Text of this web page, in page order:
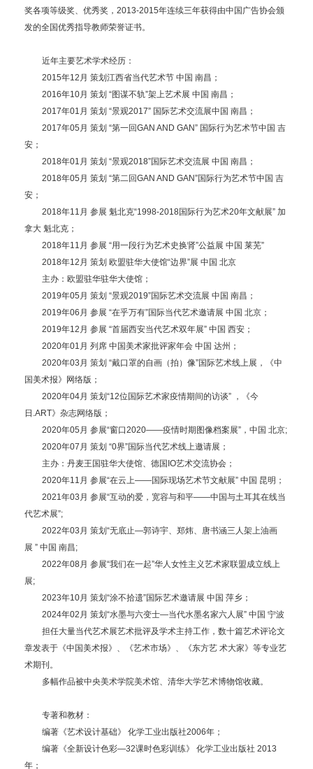
奖各项等级奖、优秀奖，2013-2015年连续三年获得由中国广告协会颁
发的全国优秀指导教师荣誉证书。
近年主要艺术学术经历：
2015年12月 策划江西省当代艺术节 中国 南昌；
2016年10月 策划 “图谋不轨”架上艺术展 中国 南昌；
2017年01月 策划 “景观2017” 国际艺术交流展中国 南昌；
2017年05月 策划 “第一回GAN AND GAN” 国际行为艺术节中国 吉
安；
2018年01月 策划 “景观2018”国际艺术交流展 中国 南昌；
2018年05月 策划 “第二回GAN AND GAN”国际行为艺术节中国 吉
安；
2018年11月 参展 魁北克“1998-2018国际行为艺术20年文献展” 加
拿大 魁北克；
2018年11月 参展 “用一段行为艺术史换肾”公益展 中国 莱芜”
2018年12月 策划 欧盟驻华大使馆“边界”展 中国 北京
主办：欧盟驻华驻华大使馆；
2019年05月 策划 “景观2019”国际艺术交流展 中国 南昌；
2019年06月 参展 “在乎万有”国际当代艺术邀请展 中国 北京；
2019年12月 参展 “首届西安当代艺术双年展” 中国 西安；
2020年01月 列席 中国美术家批评家年会 中国 达州；
2020年03月 策划 “戴口罩的自画（拍）像”国际艺术线上展，《中
国美术报》网络版；
2020年04月 策划“12位国际艺术家疫情期间的访谈” ，《今
日.ART》杂志网络版；
2020年05月 参展“窗口2020——疫情时期图像档案展”，中国 北京;
2020年07月 策划 “0界”国际当代艺术线上邀请展；
主办：丹麦王国驻华大使馆、德国IO艺术交流协会；
2020年11月 参展“在云上——国际现场艺术节文献展” 中国 昆明；
2021年03月 参展“互动的爱，宽容与和平——中国与土耳其在线当
代艺术展”;
2022年03月 策划“无底止—郭诗宇、郑炜、唐书涵三人架上油画
展 ” 中国 南昌;
2022年08月 参展“我们在一起”华人女性主义艺术家联盟成立线上
展;
2023年10月 策划“涂不拾遗”国际艺术邀请展 中国 萍乡；
2024年02月 策划“水墨与六变士—当代水墨名家六人展” 中国 宁波
担任大量当代艺术展艺术批评及学术主持工作，数十篇艺术评论文
章发表于《中国美术报》、《艺术市场》、《东方艺 术大家》等专业艺
术期刊。
多幅作品被中央美术学院美术馆、清华大学艺术博物馆收藏。
专著和教材：
编著《艺术设计基础》 化学工业出版社2006年；
编著《全新设计色彩—32课时色彩训练》 化学工业出版社 2013
年；